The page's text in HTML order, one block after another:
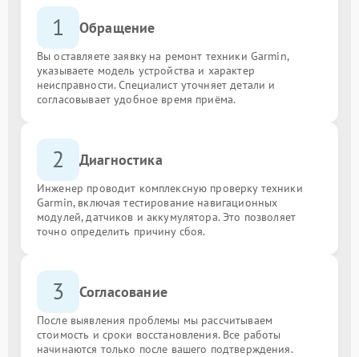
1 Обращение
Вы оставляете заявку на ремонт техники Garmin,
указываете модель устройства и характер
неисправности. Специалист уточняет детали и
согласовывает удобное время приёма.
2 Диагностика
Инженер проводит комплексную проверку техники
Garmin, включая тестирование навигационных
модулей, датчиков и аккумулятора. Это позволяет
точно определить причину сбоя.
3 Согласование
После выявления проблемы мы рассчитываем
стоимость и сроки восстановления. Все работы
начинаются только после вашего подтверждения.